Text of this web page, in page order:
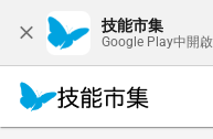
技能市集
Google Play中開啟